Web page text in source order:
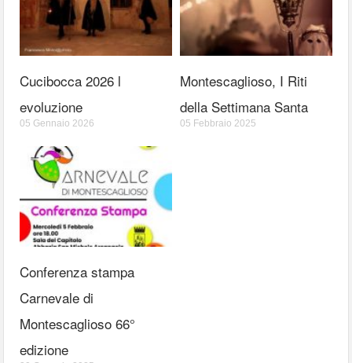
Cucibocca 2026 l
evoluzione
05 Gennaio 2026
Montescaglioso, I Riti
della Settimana Santa
05 Febbraio 2025
Conferenza stampa
Carnevale di
Montescaglioso 66°
edizione